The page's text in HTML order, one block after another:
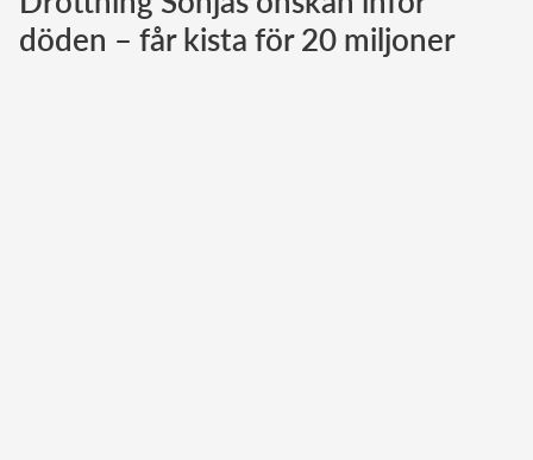
Norska kungahuset
döden – får kista för 20 miljoner